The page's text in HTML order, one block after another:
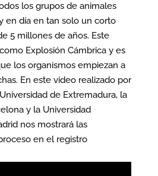
los grupos de animales
en día en tan solo un corto
5 millones de años. Este
Explosión Cámbrica y es
los organismos empiezan a
En este video realizado por
de Extremadura, la
y la Universidad
nos mostrará las
en el registro